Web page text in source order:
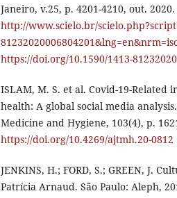
Janeiro, v.25, p. 4201-4210, out.
http://www.scielo.br/
https://doi.org/10.1590/1413-
ISLAM, M. S. et al. Covid-19-
health: A global social media
Medicine and Hygiene, 103(4), p.
https://doi.org/10.4269/ajtmh.20-0812
JENKINS, H.; FORD, S.; GREEN, J.
Patrícia Arnaud. São Paulo: Aleph,